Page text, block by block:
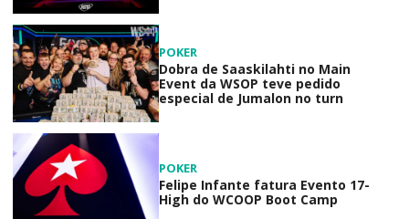
POKER
Dobra de Saaskilahti no Main
Event da WSOP teve pedido
especial de Jumalon no turn
POKER
Felipe Infante fatura Evento 17-
High do WCOOP Boot Camp